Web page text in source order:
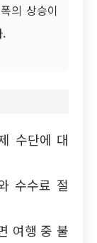
의 상승이
.
수단에 대
수수료 절
여행 중 불